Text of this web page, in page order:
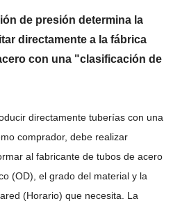
de presión determina la
directamente a la fábrica
con una "clasificación de
directamente tuberías con una
comprador, debe realizar
al fabricante de tubos de acero
(OD), el grado del material y la
(Horario) que necesita. La